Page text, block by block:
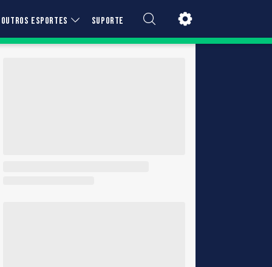
OUTROS ESPORTES SUPORTE